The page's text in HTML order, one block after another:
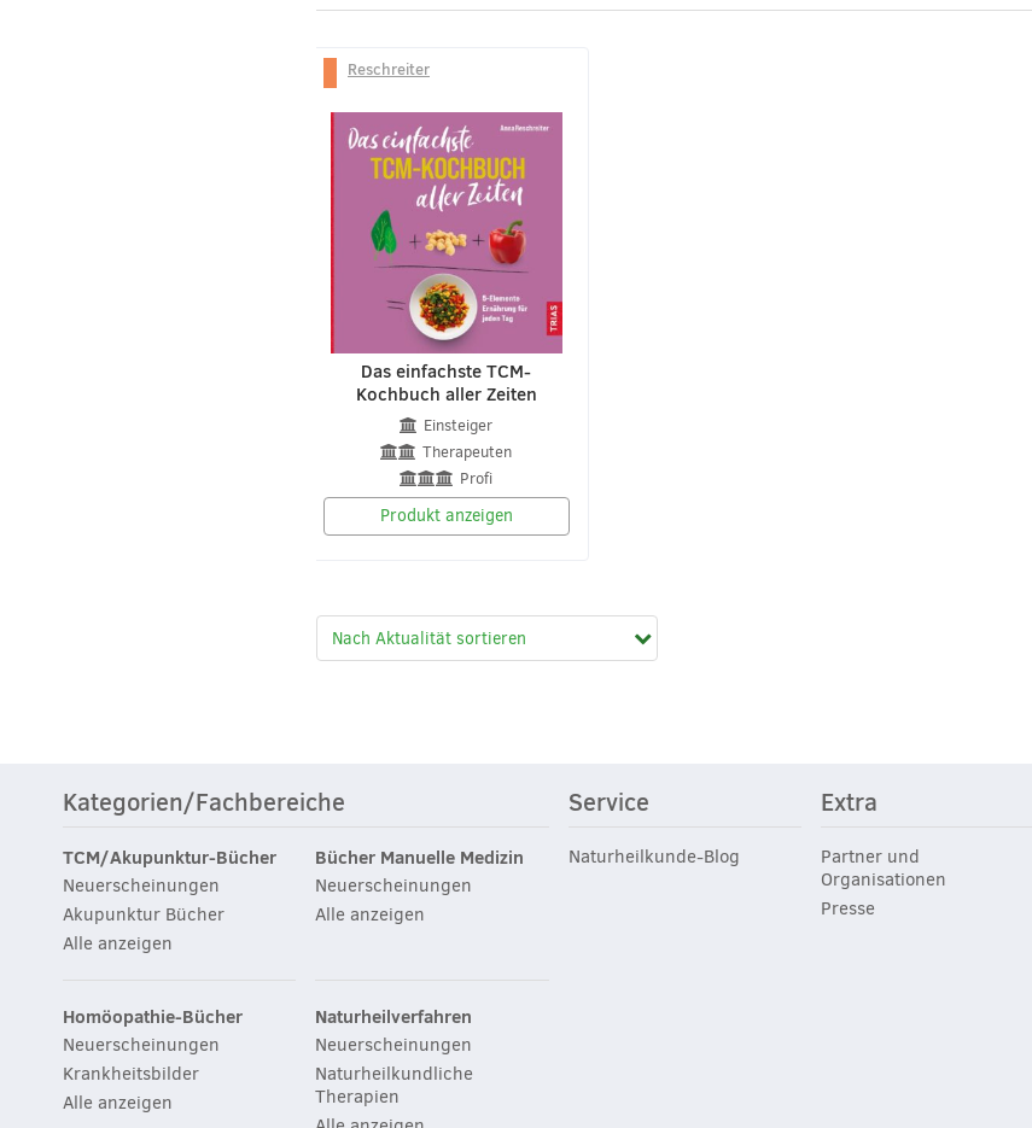
Reschreiter
Das einfachste TCM-
Kochbuch aller Zeiten
Einsteiger
Therapeuten
Profi
Produkt anzeigen
Kategorien/Fachbereiche
TCM/Akupunktur-Bücher
Neuerscheinungen
Akupunktur Bücher
Alle anzeigen
Bücher Manuelle Medizin
Neuerscheinungen
Alle anzeigen
Homöopathie-Bücher
Neuerscheinungen
Krankheitsbilder
Alle anzeigen
Naturheilverfahren
Neuerscheinungen
Naturheilkundliche
Therapien
Service
Naturheilkunde-Blog
Extra
Partner und
Organisationen
Presse